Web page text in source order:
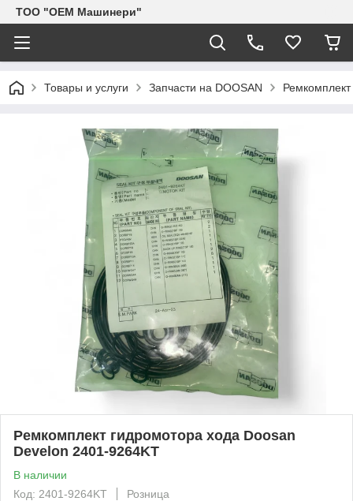
TOO "OEM Машинери"
Товары и услуги Запчасти на DOOSAN
Ремкомплект гидромотора хода Doosan
Develon 2401-9264KT
В наличии
Код: 2401-9264KT
Розница